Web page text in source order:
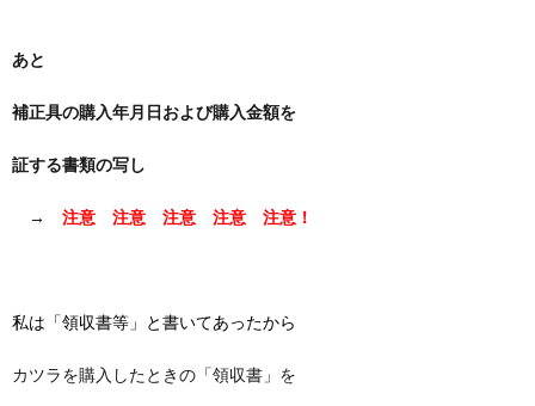
あと
補正具の購入年月日および購入金額を
証する書類の写し
→ 注意 注意 注意 注意 注意！
私は「領収書等」と書いてあったから
カツラを購入したときの「領収書」を